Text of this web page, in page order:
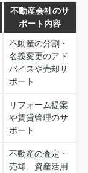
不動産会社のサ
ポート内容
不動産の分割・
名義変更のアド
バイスや売却サ
ポート
リフォーム提案
や賃貸管理のサ
ポート
不動産の査定・
売却、資産活用